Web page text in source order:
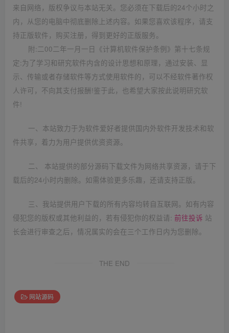
来自网络，版权争议与本站无关。您必须在下载后的24个小时之
内，从您的电脑中彻底删除上述内容。如果您喜欢该程序，请支
持正版软件，购买注册，得到更好的正版服务。
附:二00二年一月一日《计算机软件保护条例》第十七条规
定:为了学习和研究软件内含的设计思想和原理，通过安装、显
示、传输或者存储软件等方式使用软件的，可以不经软件著作权
人许可，不向其支付报酬!鉴于此，也希望大家按此说明研究软
件!
一、本站致力于为软件爱好者提供国内外软件开发技术和软
件共享，着力为用户提供优资资源。
二、 本站提供的部分源码下载文件为网络共享资源，请于下
载后的24小时内删除。如需体验更多乐趣，还请支持正版。
三、我站提供用户下载的所有内容均转自互联网。如有内容
侵犯您的版权或其他利益的，若有侵犯你的权益请: 前往投诉 站
长会进行审查之后，情况属实的会在三个工作日内为您删除。
THE END
网站源码